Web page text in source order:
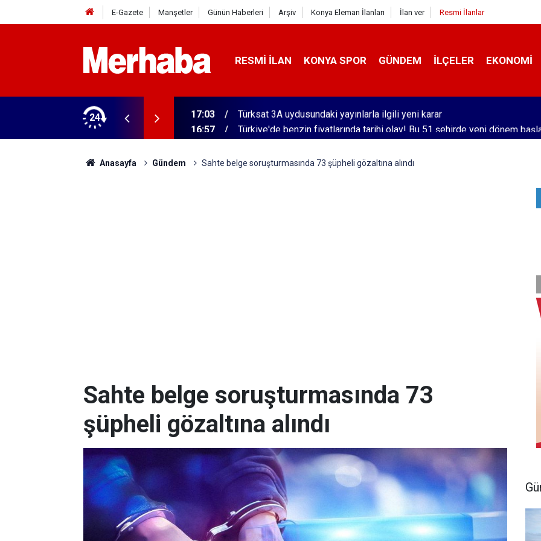
E-Gazete Manşetler Günün Haberleri Arşiv Konya Eleman İlanları İlan ver Resmi İlanlar
RESMI İLAN KONYA SPOR GÜNDEM İLÇELER EKONOMI
24 16:57 Türkiye'de benzin fiyatlarında tarihi olay! Bu 51 şehirde yeni dönem
Anasayfa Gündem Sahte belge soruşturmasında 73 şüpheli gözaltına alındı
Sahte belge soruşturmasında 73
şüpheli gözaltına alındı